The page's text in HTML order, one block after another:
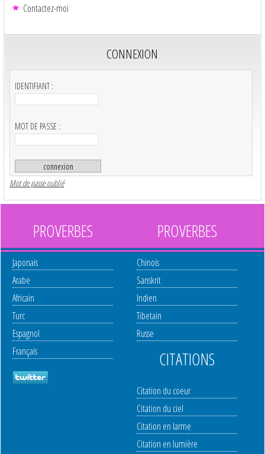
Contactez-moi
CONNEXION
IDENTIFIANT :
MOT DE PASSE :
Mot de passe oublié
PROVERBES
Japonais
Arabe
Africain
Turc
Espagnol
Français
PROVERBES
Chinois
Sanskrit
Indien
Tibetain
Russe
CITATIONS
Citation du coeur
Citation du ciel
Citation en larme
Citation en lumière